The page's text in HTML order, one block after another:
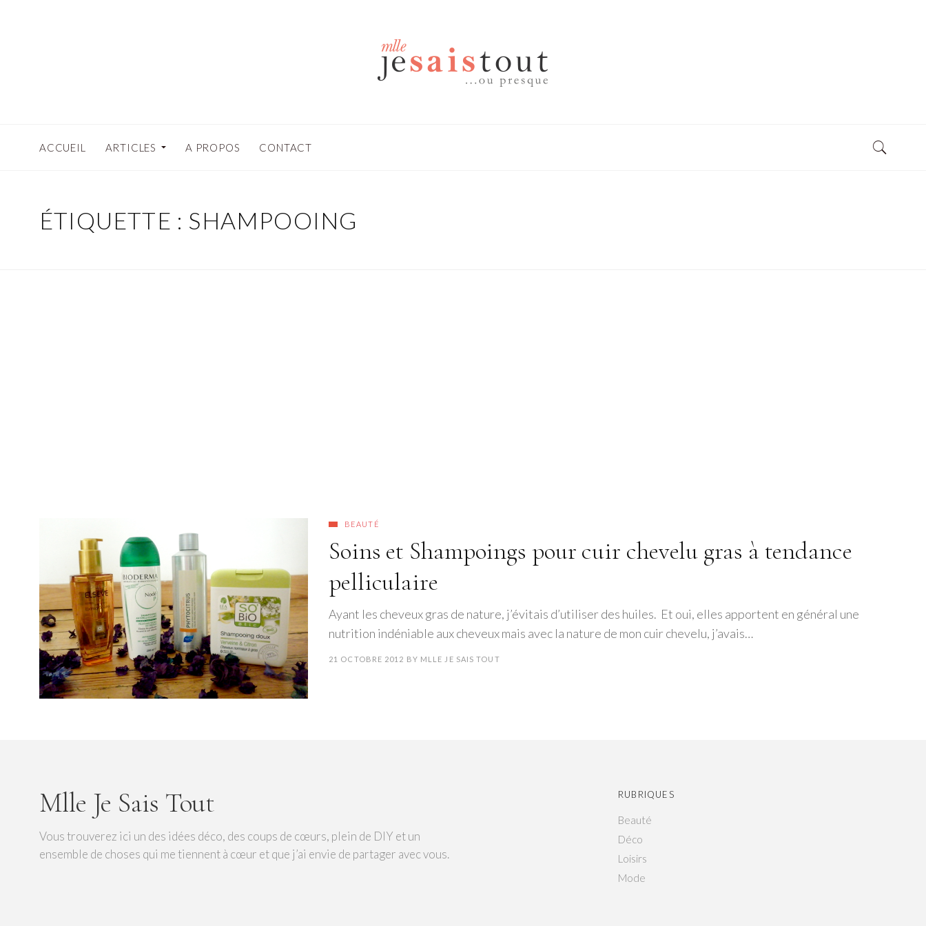
ACCUEIL ARTICLES A PROPOS CONTACT
ÉTIQUETTE : SHAMPOOING
BEAUTÉ
Soins et Shampoings pour cuir chevelu gras à tendance
pelliculaire
Ayant les cheveux gras de nature, j’évitais d’utiliser des huiles. Et oui, elles apportent en général une
nutrition indéniable aux cheveux mais avec la nature de mon cuir chevelu, j’avais…
21 OCTOBRE 2012 BY MLLE JE SAIS TOUT
Mlle Je Sais Tout
Vous trouverez ici un des idées déco, des coups de cœurs, plein de DIY et un
ensemble de choses qui me tiennent à cœur et que j’ai envie de partager avec vous.
RUBRIQUES
Beauté
Déco
Loisirs
Mode